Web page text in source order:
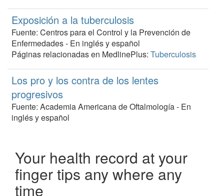
Exposición a la tuberculosis
Fuente: Centros para el Control y la Prevención de
Enfermedades - En inglés y español
Páginas relacionadas en MedlinePlus: Tuberculosis
Los pro y los contra de los lentes
progresivos
Fuente: Academia Americana de Oftalmología - En
inglés y español
Uso de una prueba de visión en el hogar
para ordenar anteojos en línea
Fuente: Academia Americana de Oftalmología -
Your health record at your
finger tips any where any
time